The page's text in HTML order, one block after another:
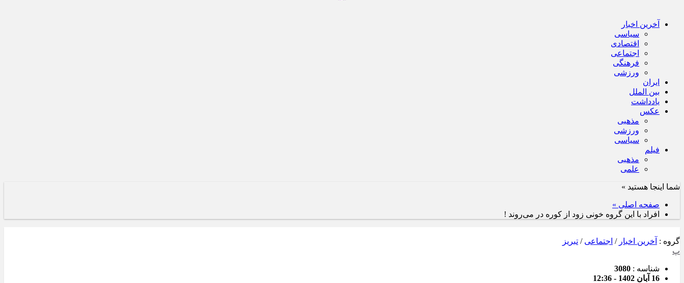
آخرین اخبار
سیاسی
اقتصادی
اجتماعی
فرهنگی
ورزشی
ایران
بین الملل
یادداشت
عکس
مذهبی
ورزشی
سیاسی
فیلم
مذهبی
علمی
شما اینجا هستید »
صفحه اصلی »
افراد با این گروه خونی زود از کوره در می‌روند !
گروه : آخرین اخبار / اجتماعی / تبریز
پ
شناسه : 3080
16 آبان 1402 - 12:36